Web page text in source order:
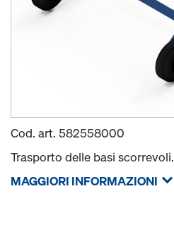
Cod. art. 582558000
Trasporto delle basi scorrevoli.
MAGGIORI INFORMAZIONI